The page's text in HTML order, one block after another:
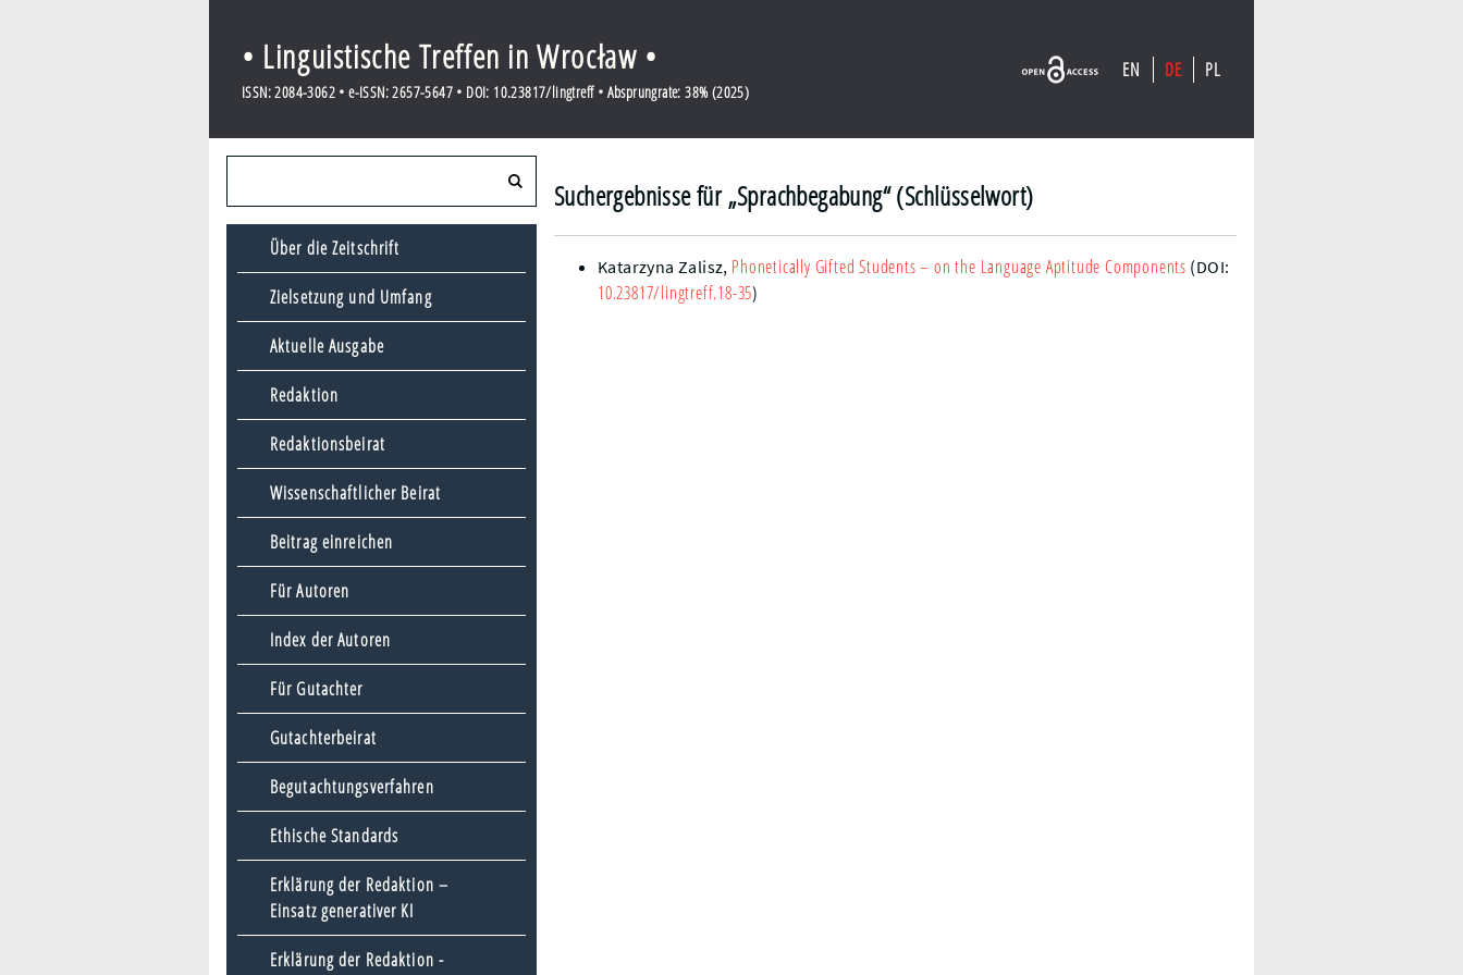
• Linguistische Treffen in Wrocław •
ISSN: 2084-3062 • e-ISSN: 2657-5647 • DOI: 10.23817/lingtreff • Absprungrate: 38% (2025)
EN DE PL
Über die Zeitschrift
Zielsetzung und Umfang
Aktuelle Ausgabe
Redaktion
Redaktionsbeirat
Wissenschaftlicher Beirat
Beitrag einreichen
Für Autoren
Index der Autoren
Für Gutachter
Gutachterbeirat
Begutachtungsverfahren
Ethische Standards
Erklärung der Redaktion –
Einsatz generativer KI
Erklärung der Redaktion -
Suchergebnisse für „Sprachbegabung“ (Schlüsselwort)
Katarzyna Zalisz, Phonetically Gifted Students – on the Language Aptitude Components (DOI:
10.23817/lingtreff.18-35)